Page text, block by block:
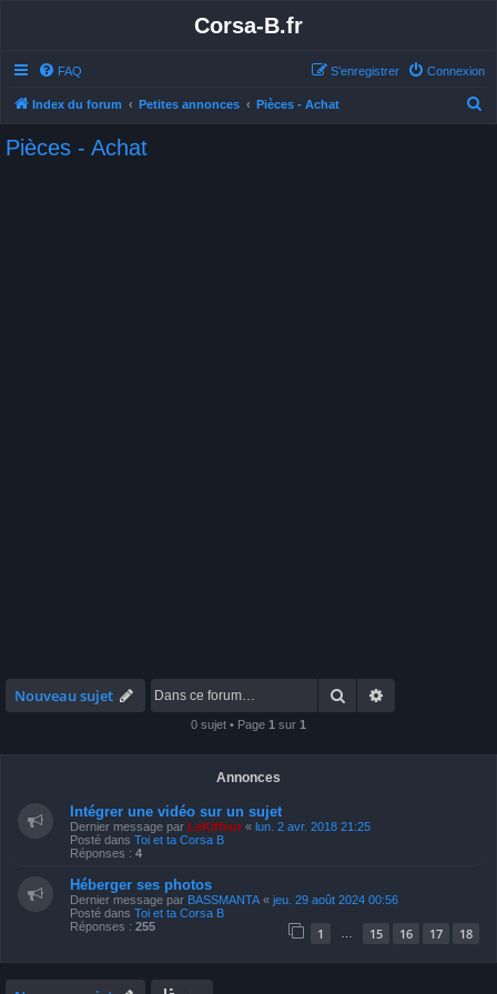
Corsa-B.fr
FAQ Connexion
S’enregistrer
Index du forum Petites annonces Pièces - Achat
Pièces - Achat
Nouveau sujet Rechercher
0 sujet • Page 1 sur 1
Annonces
Intégrer une vidéo sur un sujet
Dernier message par LeKiffeur « lun. 2 avr. 2018 21:25
Posté dans Toi et ta Corsa B
Réponses : 4
Héberger ses photos
Dernier message par BASSMANTA « jeu. 29 août 2024 00:56
Posté dans Toi et ta Corsa B
Réponses : 255 1 15 16 17 18